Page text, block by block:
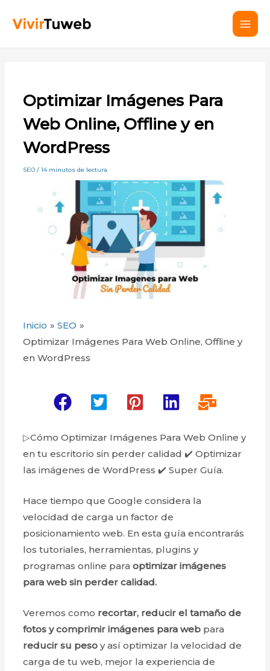
Optimizar Imágenes Para
Web Online, Offline y en
WordPress
SEO /14 minutos de lectura
Inicio
SEO
Optimizar Imágenes Para Web Online, Offline y
en WordPress
▷Cómo Optimizar Imágenes Para Web Online y
en tu escritorio sin perder calidad ✔️ Optimizar
las imágenes de WordPress ✔️ Super Guía.
Hace tiempo que Google considera la
velocidad de carga un factor de
posicionamiento web. En esta guía encontrarás
los tutoriales, herramientas, plugins y
programas online para optimizar imágenes
para web sin perder calidad.
Veremos como recortar, reducir el tamaño de
fotos y comprimir imágenes para web para
reducir su peso y así optimizar la velocidad de
carga de tu web, mejor la experiencia de